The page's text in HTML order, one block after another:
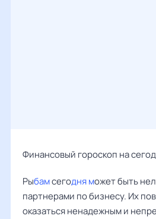
Финансовый гороскоп на
Рыбамсегодня может быть
партнерами по бизнесу. Их
оказаться ненадежным и